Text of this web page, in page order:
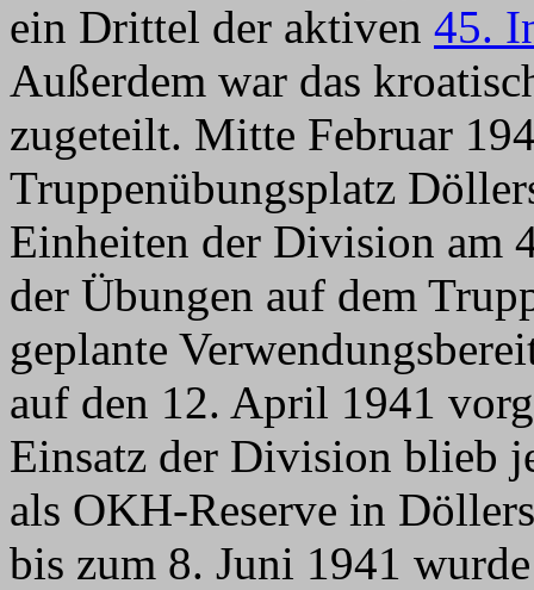
ein Drittel der aktiven 45.
Außerdem war das
zugeteilt. Mitte Februar
Truppenübungsplatz
Einheiten der Division am
der Übungen auf dem
geplante
auf den 12. April 1941
Einsatz der Division blieb
als OKH-Reserve in
bis zum 8. Juni 1941